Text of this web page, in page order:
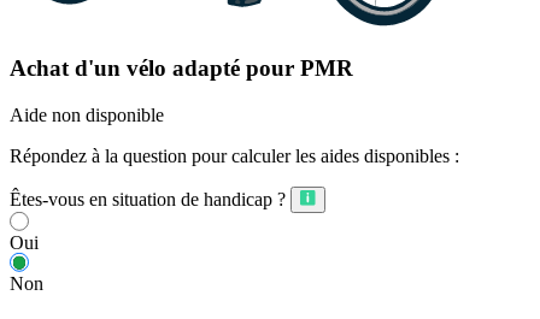
Achat d'un vélo adapté pour PMR
Aide non disponible
Répondez à la question pour calculer les aides disponibles :
Êtes-vous en situation de handicap ?
Oui
Non